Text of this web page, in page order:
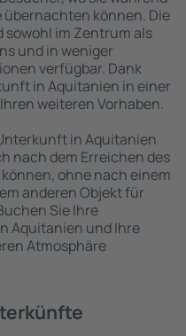
können. Die
im Zentrum als
und in weniger
verfügbar. Dank
in Aquitanien in einer
weiteren Vorhaben.
in Aquitanien
nach dem Erreichen des
ohne nach einem
anderen Objekt für
Sie Ihre
Aquitanien und Ihre
Atmosphäre